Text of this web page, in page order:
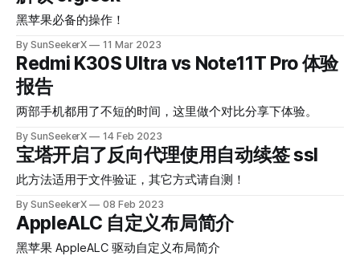
102 好多了。卖家可以给我退20块钱 。我也就不打算退了。
体验至上。外观也不是不能接受🙂。 我一直感觉我的 102 鼠
倒给人一种踩在沙漠上的感觉。
黑苹果必备的操作！
By SunSeekerX 11 Mar 2023
Redmi K30S Ultra vs Note11T Pro 体验
报告
两部手机都用了不短的时间，这里做个对比分享下体验。
By SunSeekerX 14 Feb 2023
宝塔开启了反向代理使用自动续签 ssl
此方法适用于文件验证，其它方式请自测！
By SunSeekerX 08 Feb 2023
AppleALC 自定义布局简介
黑苹果 AppleALC 驱动自定义布局简介